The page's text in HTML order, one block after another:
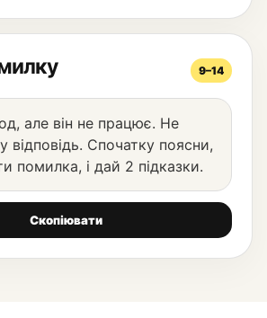
9–14
але він не працює. Не
відповідь. Спочатку поясни,
помилка, і дай 2 підказки.
Скопіювати